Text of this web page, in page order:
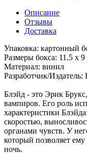
Описание
Отзывы
Доставка
Упаковка: картонный
Размеры бокса: 11.5 х
Материал: винил
Разработчик/Издатель:
Блэйд - это Эрик
вампиров. Его роль
характеристики
скоростью,
органами чувств. У
который позволяет ему
ночь.